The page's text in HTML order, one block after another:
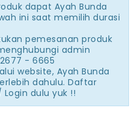
dapat Ayah Bunda
ini saat memilih durasi
pemesanan produk
admin
2677 - 6665
website, Ayah Bunda
dahulu. Daftar
dulu yuk !!